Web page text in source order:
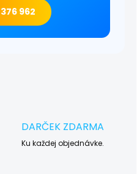
962
DARČEK ZDARMA
Ku každej objednávke.